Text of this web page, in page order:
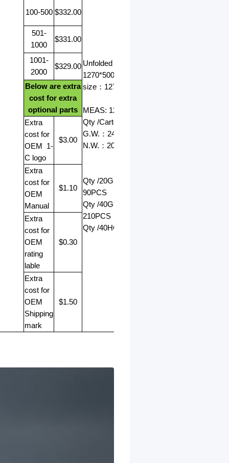
Unfolded size
1270*500*1030mm
size ： 1270*500*540mm
MEAS: 128*29*65CM
Qty /Carton: 1 PC
G.W. ： 24kg
N.W. ： 20kg
Qty /20GP
90PCS
Qty /40GP
210PCS
Qty /40HQ
100-500 $332.00
501-
1000
$331.00
1001-
2000
$329.00
Below are extra
cost for extra
optional parts
Extra
cost for
OEM
1-
C logo
$3.00
Extra
cost for
OEM
Manual
$1.10
Extra
cost for
OEM
rating
lable
$0.30
Extra
cost for
OEM
Shipping
mark
$1.50